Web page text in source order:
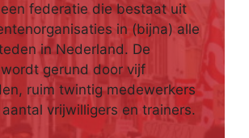
federatie die bestaat uit
in (bijna) alle
in Nederland. De
gerund door vijf
ruim twintig medewerkers
vrijwilligers en trainers.